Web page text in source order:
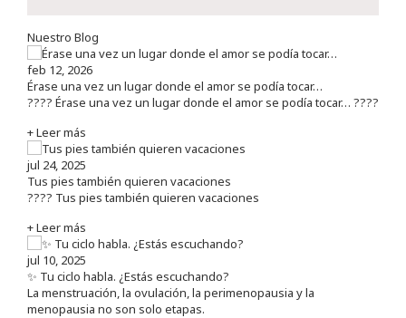
Nuestro Blog
feb 12, 2026
Érase una vez un lugar donde el amor se podía tocar…
???? Érase una vez un lugar donde el amor se podía tocar… ????
+ Leer más
jul 24, 2025
Tus pies también quieren vacaciones
???? Tus pies también quieren vacaciones
+ Leer más
jul 10, 2025
✨ Tu ciclo habla. ¿Estás escuchando?
La menstruación, la ovulación, la perimenopausia y la
menopausia no son solo etapas.